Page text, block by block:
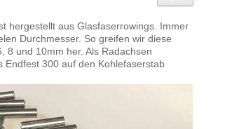
hergestellt aus Glasfaserrowings. Immer
Durchmesser. So greifen wir diese
8 und 10mm her. Als Radachsen
300 auf den Kohlefaserstab